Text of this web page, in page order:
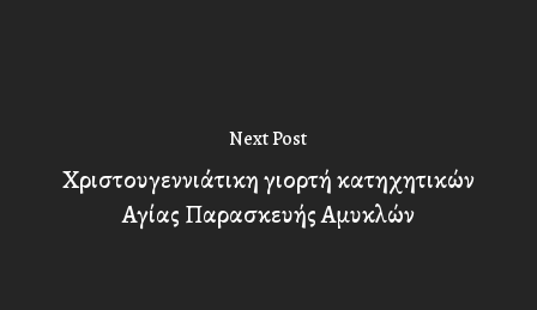
Next Post
Χριστουγεννιάτικη γιορτή κατηχητικών
Αγίας Παρασκευής Αμυκλών